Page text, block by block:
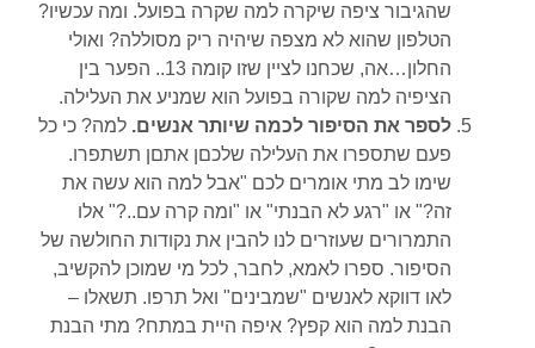
שהגיבור ציפה שיקרה למה שקרה בפועל. ומה עכשיו?
הטלפון שהוא לא מצפה שיהיה ריק מסוללה? ואולי
החלון…אה, שכחנו לציין שזו קומה 13.. הפער בין
הציפיה למה שקורה בפועל הוא שמניע את העלילה.
לספר את הסיפור לכמה שיותר אנשים. למה? כי כל
פעם שתספרו את העלילה שלכםן אתםן תשתפרו.
שימו לב מתי אומרים לכם "אבל למה הוא עשה את
זה?" או "רגע לא הבנתי" או "ומה קרה עם..?" אלו
התמרורים שעוזרים לנו להבין את נקודות החולשה של
הסיפור. ספרו לאמא, לחבר, לכל מי שמוכן להקשיב,
לאו דווקא לאנשים "שמבינים" ואל תרפו. תשאלו –
הבנת למה הוא קפץ? איפה היית במתח? מתי הבנת